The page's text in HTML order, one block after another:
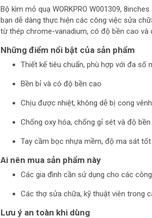
Bộ kìm mỏ quạ WORKPRO W001309,
bạn dễ dàng thực hiện các công việc sửa
từ thép chrome-vanadium, có độ bền cao và
Những điểm nổi bật của sản phẩm
Thiết kế tiêu chuẩn, phù hợp với đa số
Bền bỉ và có độ bền cao
Chịu được nhiệt, không dễ bị cong
Chống oxy hóa, chống gỉ sét và độ
Tay cầm bọc nhựa mềm, độ ma sát
Ai nên mua sản phẩm này
Các gia đình cần sử dụng cho các
Các thợ sửa chữa, kỹ thuật viên trong
Lưu ý an toàn khi dùng